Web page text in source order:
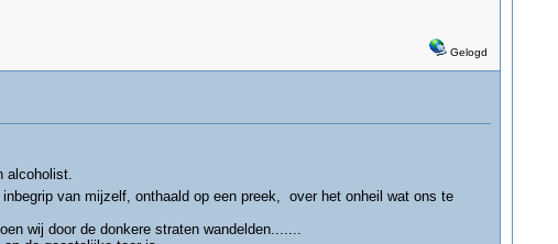
Gelogd
alcoholist.
van mijzelf, onthaald op een preek, over het onheil wat ons te
wij door de donkere straten wandelden.......